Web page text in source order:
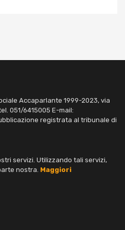
Accaparlante 1999-2023, via
051/6415005 E-mail:
registrata al tribunale di
servizi. Utilizzando tali servizi,
nostra. Maggiori